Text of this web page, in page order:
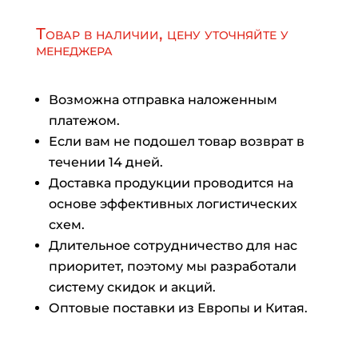
Товар в наличии, цену уточняйте у
менеджера
Возможна отправка наложенным
платежом.
Если вам не подошел товар возврат в
течении 14 дней.
Доставка продукции проводится на
основе эффективных логистических
схем.
Длительное сотрудничество для нас
приоритет, поэтому мы разработали
систему скидок и акций.
Оптовые поставки из Европы и Китая.